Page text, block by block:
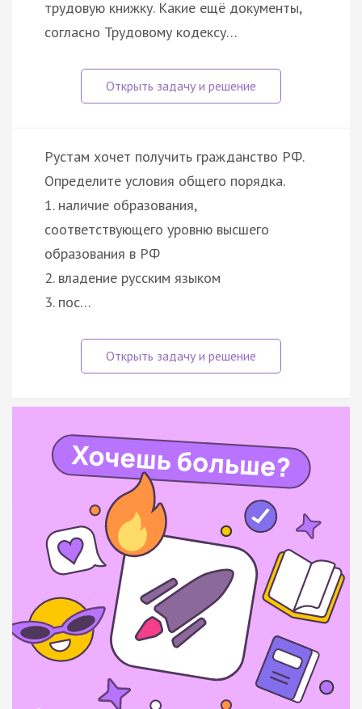
трудовую книжку. Какие ещё документы,
согласно Трудовому кодексу…
Рустам хочет получить гражданство РФ.
Определите условия общего порядка.
1. наличие образования,
соответствующего уровню высшего
образования в РФ
2. владение русским языком
3. пос…